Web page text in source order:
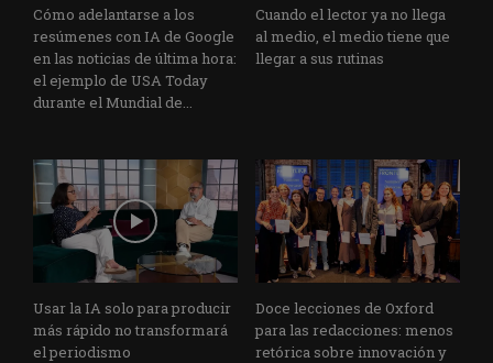
Cómo adelantarse a los
resúmenes con IA de Google
en las noticias de última hora:
el ejemplo de USA Today
durante el Mundial de...
Cuando el lector ya no llega
al medio, el medio tiene que
llegar a sus rutinas
Usar la IA solo para producir
más rápido no transformará
el periodismo
Doce lecciones de Oxford
para las redacciones: menos
retórica sobre innovación y